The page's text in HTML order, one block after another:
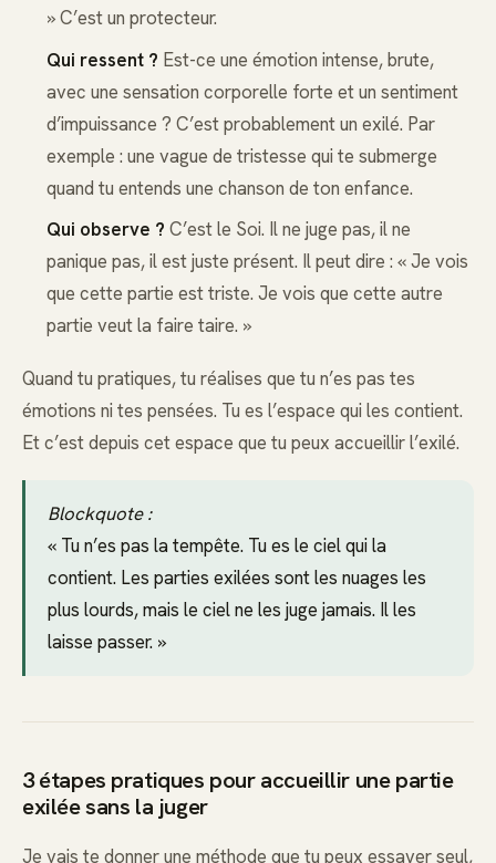
» C’est un protecteur.
Qui ressent ? Est-ce une émotion intense, brute,
avec une sensation corporelle forte et un sentiment
d’impuissance ? C’est probablement un exilé. Par
exemple : une vague de tristesse qui te submerge
quand tu entends une chanson de ton enfance.
Qui observe ? C’est le Soi. Il ne juge pas, il ne
panique pas, il est juste présent. Il peut dire : « Je vois
que cette partie est triste. Je vois que cette autre
partie veut la faire taire. »
Quand tu pratiques, tu réalises que tu n’es pas tes
émotions ni tes pensées. Tu es l’espace qui les contient.
Et c’est depuis cet espace que tu peux accueillir l’exilé.
Blockquote :
« Tu n’es pas la tempête. Tu es le ciel qui la
contient. Les parties exilées sont les nuages les
plus lourds, mais le ciel ne les juge jamais. Il les
laisse passer. »
3 étapes pratiques pour accueillir une partie
exilée sans la juger
Je vais te donner une méthode que tu peux essayer seul,